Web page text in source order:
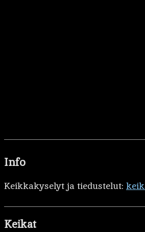
Info
Keikkakyselyt ja tiedustelut:
Keikat